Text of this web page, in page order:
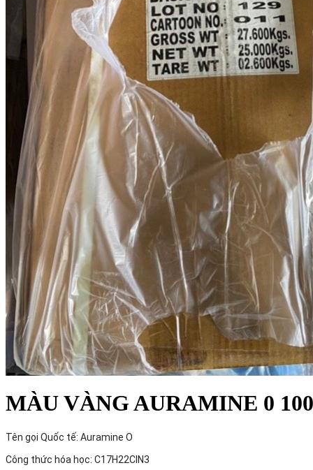
MÀU VÀNG AURAMINE 0
Tên gọi Quốc tế: Auramine O
Công thức hóa học: C17H22ClN3